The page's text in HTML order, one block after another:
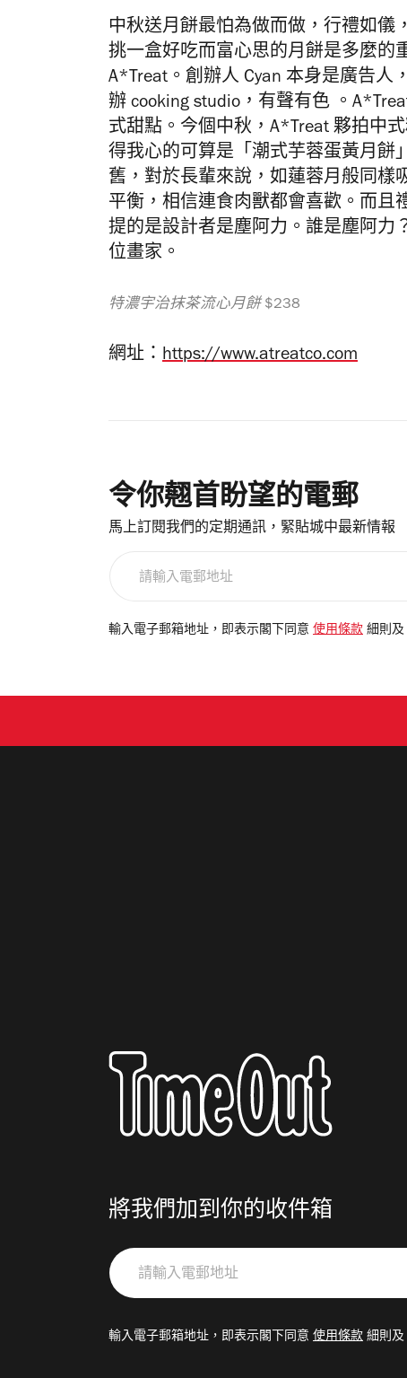
中秋送月餅最怕為做而做，行禮如儀
挑一盒好吃而富心思的月餅是多麼的
A*Treat。創辦人 Cyan 本身是廣告人
辦 cooking studio，有聲有色 。
式甜點。今個中秋，A*Treat 夥拍中
得我心的可算是「潮式芋蓉蛋黃月餅
舊，對於長輩來說，如蓮蓉月般同樣
平衡，相信連食肉獸都會喜歡。而且
提的是設計者是塵阿力。誰是塵阿力
位畫家。
特濃宇治抹茶流心月餅 $238
網址： https://www.atreatco.com
令你翹首盼望的電郵
馬上訂閱我們的定期通訊，緊貼城中最新情報
電
輸入電子郵箱地址，即表示閣下同意 使用條款 細則及
將我們加到你的收件箱
請
輸
郵
輸入電子郵箱地址，即表示閣下同意 使用條款 細則及